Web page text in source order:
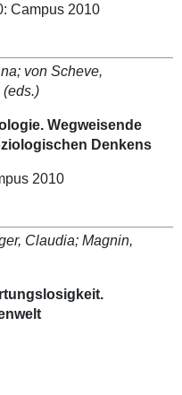
Campus 2010
von Scheve,
(eds.)
Wegweisende
Denkens
2010
Claudia; Magnin,